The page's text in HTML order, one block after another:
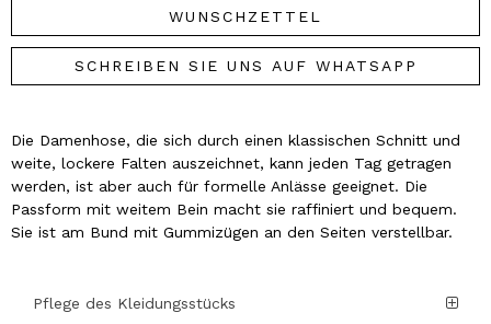
WUNSCHZETTEL
SCHREIBEN SIE UNS AUF WHATSAPP
Die Damenhose, die sich durch einen klassischen Schnitt und
weite, lockere Falten auszeichnet, kann jeden Tag getragen
werden, ist aber auch für formelle Anlässe geeignet. Die
Passform mit weitem Bein macht sie raffiniert und bequem.
Sie ist am Bund mit Gummizügen an den Seiten verstellbar.
Pflege des Kleidungsstücks